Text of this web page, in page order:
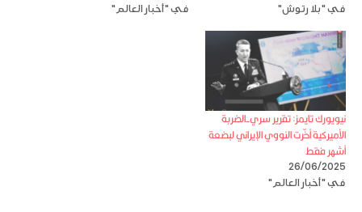
في "بلا رتوش"
في "أخبار العالم"
نيويورك تايمز: تقرير سري-الضربة
الأميركية أخّرت النووي الإيراني لبضعة
أشهر فقط
26/06/2025
في "أخبار العالم"